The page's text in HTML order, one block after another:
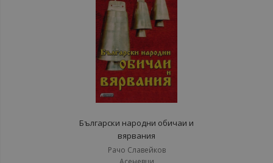
Български народни обичаи и
вярвания
Рачо Славейков